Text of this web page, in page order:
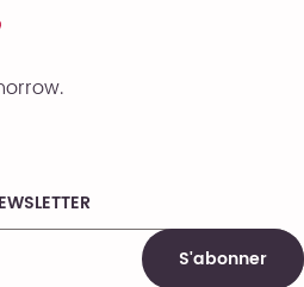
S'abonner